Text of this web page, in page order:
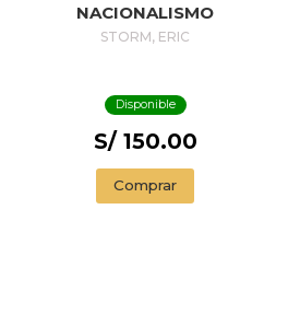
NACIONALISMO
STORM, ERIC
Disponible
S/ 150.00
Comprar